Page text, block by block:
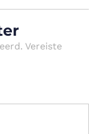
Vereiste